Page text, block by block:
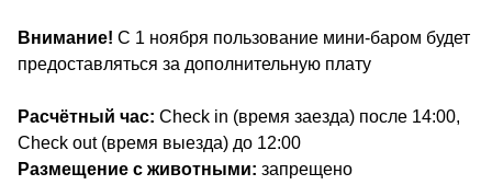
Внимание! С 1 ноября пользование мини-баром будет
предоставляться за дополнительную плату
Расчётный час: Check in (время заезда) после 14:00,
Check out (время выезда) до 12:00
Размещение с животными: запрещено